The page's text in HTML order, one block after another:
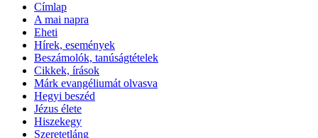
Címlap
A mai napra
Eheti
Hírek, események
Beszámolók, tanúságtételek
Cikkek, írások
Márk evangéliumát olvasva
Hegyi beszéd
Jézus élete
Hiszekegy
Szeretetláng